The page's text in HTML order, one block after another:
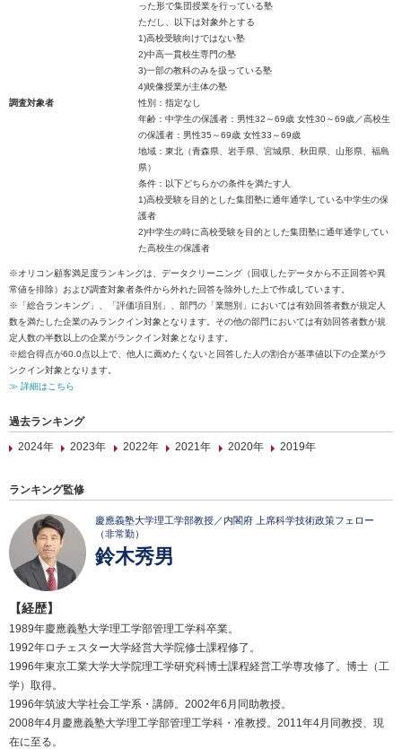
った形で集団授業を行っている塾
ただし、以下は対象外とする
1)高校受験向けではない塾
2)中高一貫校生専門の塾
3)一部の教科のみを扱っている塾
4)映像授業が主体の塾
調査対象者
性別：指定なし
年齢：中学生の保護者：男性32～69歳 女性30～69歳／高校生
の保護者：男性35～69歳 女性33～69歳
地域：東北（青森県、岩手県、宮城県、秋田県、山形県、福島
県）
条件：以下どちらかの条件を満たす人
1)高校受験を目的とした集団塾に通年通学している中学生の保
護者
2)中学生の時に高校受験を目的とした集団塾に通年通学してい
た高校生の保護者
※オリコン顧客満足度ランキングは、データクリーニング（回収したデータから不正回答や異
常値を排除）および調査対象者条件から外れた回答を除外した上で作成しています。
※「総合ランキング」、「評価項目別」、部門の「業態別」においては有効回答者数が規定人
数を満たした企業のみランクイン対象となります。その他の部門においては有効回答者数が規
定人数の半数以上の企業がランクイン対象となります。
※総合得点が60.0点以上で、他人に薦めたくないと回答した人の割合が基準値以下の企業がラ
ンクイン対象となります。
≫ 詳細はこちら
過去ランキング
2024年
2023年 2022年 2021年 2020年 2019年
ランキング監修
慶應義塾大学理工学部教授／内閣府 上席科学技術政策フェロー
（非常勤）
鈴木秀男
【経歴】
1989年慶應義塾大学理工学部管理工学科卒業。
1992年ロチェスター大学経営大学院修士課程修了。
1996年東京工業大学大学院理工学研究科博士課程経営工学専攻修了。博士（工
学）取得。
1996年筑波大学社会工学系・講師。2002年6月同助教授。
2008年4月慶應義塾大学理工学部管理工学科・准教授。2011年4月同教授、現
在に至る。